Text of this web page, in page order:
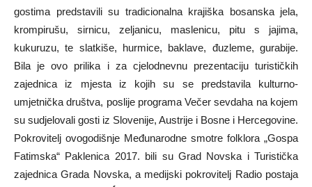
gostima predstavili su tradicionalna krajiška bosanska jela,
krompirušu, sirnicu, zeljanicu, maslenicu, pitu s jajima,
kukuruzu, te slatkiše, hurmice, baklave, đuzleme, gurabije.
Bila je ovo prilika i za cjelodnevnu prezentaciju turističkih
zajednica iz mjesta iz kojih su se predstavila kulturno-
umjetnička društva, poslije programa Večer sevdaha na kojem
su sudjelovali gosti iz Slovenije, Austrije i Bosne i Hercegovine.
Pokrovitelj ovogodišnje Međunarodne smotre folklora „Gospa
Fatimska“ Paklenica 2017. bili su Grad Novska i Turistička
zajednica Grada Novska, a medijski pokrovitelj Radio postaja